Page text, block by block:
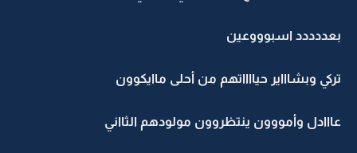
بعددددد اسبوووعين
تركي وبشاااير حيااااتهم من أحلى ماايكوون
عااادل وأمووون ينتظروون مولودهم الثااني